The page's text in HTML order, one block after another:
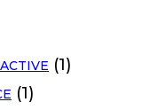
(1)
(1)